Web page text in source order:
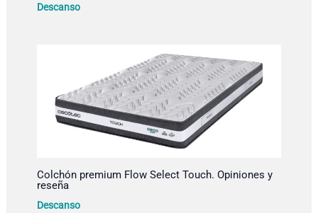
Descanso
Colchón premium Flow Select Touch. Opiniones y
reseña
Descanso